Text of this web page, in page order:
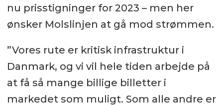
nu prisstigninger for 2023 – men her
ønsker Molslinjen at gå mod strømmen.
”Vores rute er kritisk infrastruktur i
Danmark, og vi vil hele tiden arbejde på
at få så mange billige billetter i
markedet som muligt. Som alle andre er